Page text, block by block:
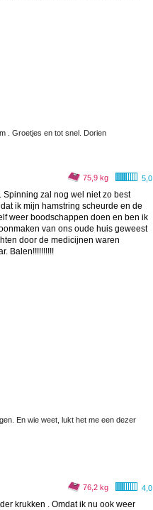
. Groetjes en tot snel. Dorien
5,0
75,9 kg
zal nog wel niet zo best
ik mijn hamstring scheurde en de
weer boodschappen doen en ben ik
van ons oude huis geweest
door de medicijnen waren
Balen!!!!!!!!!!
En wie weet, lukt het me een dezer
4,0
76,2 kg
krukken . Omdat ik nu ook weer